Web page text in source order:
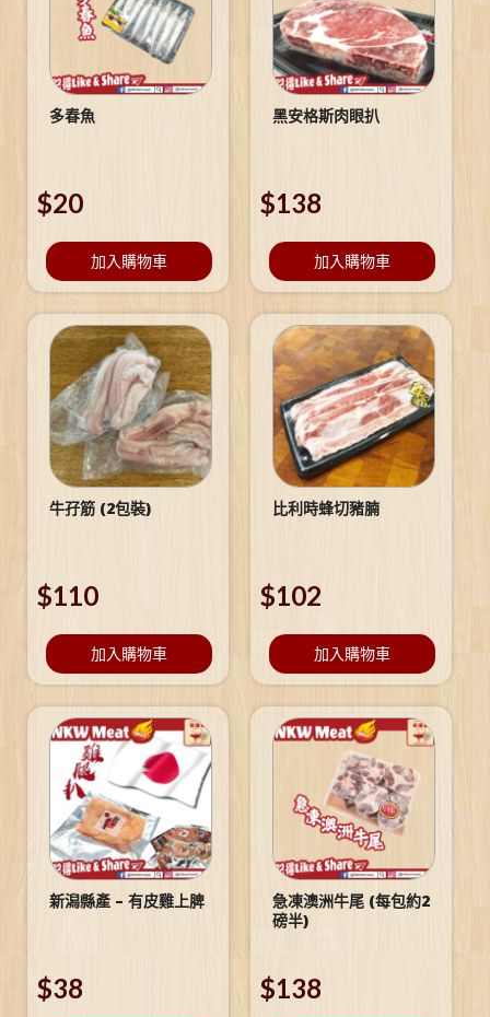
多春魚
$20
加入購物車
黑安格斯肉眼扒
$138
加入購物車
牛孖筋 (2包裝)
$110
加入購物車
比利時蜂切豬腩
$102
加入購物車
新潟縣產 – 有皮雞上脾
$38
急凍澳洲牛尾 (每包約2
磅半)
$138